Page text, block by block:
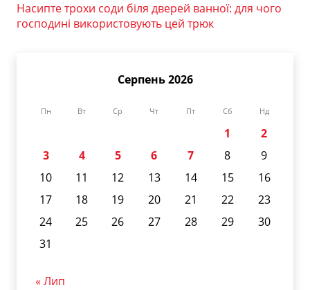
Насипте трохи соди біля дверей ванної: для чого
господині використовують цей трюк
Серпень 2026
Пн Вт Ср Чт Пт Сб Нд
1
2
3
4 5 6 7 8
9
10
11 12 13 14 15
16
17
18 19 20 21 22
23
24
25 26 27 28 29
30
31
« Лип